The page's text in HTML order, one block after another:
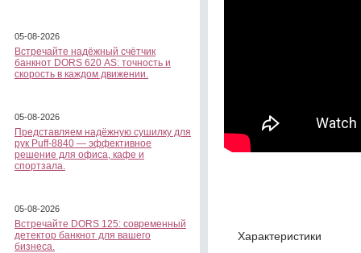
05-08-2026
Встречайте надёжный счётчик
банкнот DORS 620 АS: точность и
скорость в каждом движении.
05-08-2026
Представляем надёжную сушилку для
рук Puff-8840 — эффективное
решение для офиса, кафе и
спортзала.
05-08-2026
Встречайте DORS 125: современный
детектор банкнот для вашего
бизнеса.
Характеристики